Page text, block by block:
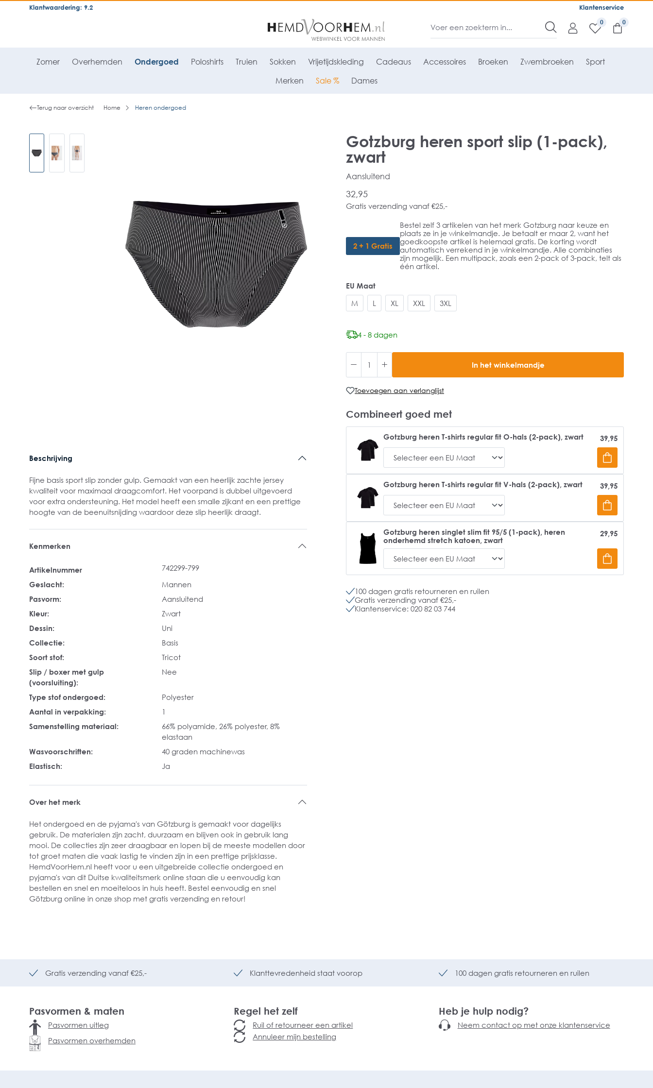
general.skipToNavigation Klantenservice
Klantwaardering: 9.2
0
Zomer Overhemden Ondergoed Poloshirts Truien Sokken Vrijetijdskleding Cadeaus Accessoires Broeken Zwembroeken Sport
Merken Sale % Dames
Terug naar overzicht Home Heren ondergoed
Gotzburg heren sport slip (1-pack),
zwart
Aansluitend
32,95
Gratis verzending vanaf €25,-
2 + 1 Gratis
Bestel zelf 3 artikelen van het merk Gotzburg naar keuze en
plaats ze in je winkelmandje. Je betaalt er maar 2, want het
goedkoopste artikel is helemaal gratis. De korting wordt
automatisch verrekend in je winkelmandje. Alle combinaties
zijn mogelijk. Een multipack, zoals een 2-pack of 3-pack, telt als
één artikel.
EU Maat
M
L XL XXL 3XL
4 - 8 dagen
In het winkelmandje
Toevoegen aan verlanglijst
Combineert goed met
Gotzburg heren T-shirts regular fit O-hals (2-pack), zwart 39,95
Gotzburg heren T-shirts regular fit V-hals (2-pack), zwart 39,95
Gotzburg heren singlet slim fit 95/5 (1-pack), heren
onderhemd stretch katoen, zwart
29,95
100 dagen gratis retourneren en ruilen
Gratis verzending vanaf €25,-
Klantenservice: 020 82 03 744
Beschrijving
Fijne basis sport slip zonder gulp. Gemaakt van een heerlijk zachte jersey
kwaliteit voor maximaal draagcomfort. Het voorpand is dubbel uitgevoerd
voor extra ondersteuning. Het model heeft een smalle zijkant en een prettige
hoogte van de beenuitsnijding waardoor deze slip heerlijk draagt.
Kenmerken
Artikelnummer
742299-799
Geslacht:
Mannen
Pasvorm:
Aansluitend
Kleur:
Zwart
Dessin:
Uni
Collectie:
Basis
Soort stof:
Tricot
Slip / boxer met gulp
(voorsluiting):
Nee
Type stof ondergoed:
Polyester
Aantal in verpakking:
1
Samenstelling materiaal:
66% polyamide, 26% polyester, 8%
elastaan
Wasvoorschriften:
40 graden machinewas
Elastisch:
Ja
Over het merk
Het ondergoed en de pyjama's van Götzburg is gemaakt voor dagelijks
gebruik. De materialen zijn zacht, duurzaam en blijven ook in gebruik lang
mooi. De collecties zijn zeer draagbaar en lopen bij de meeste modellen door
tot groet maten die vaak lastig te vinden zijn in een prettige prijsklasse.
HemdVoorHem.nl heeft voor u een uitgebreide collectie ondergoed en
pyjama's van dit Duitse kwaliteitsmerk online staan die u eenvoudig kan
bestellen en snel en moeiteloos in huis heeft. Bestel eenvoudig en snel
Götzburg online in onze shop met gratis verzending en retour!
Gratis verzending vanaf €25,- Klanttevredenheid staat voorop 100 dagen gratis retourneren en ruilen
Pasvormen & maten
Pasvormen uitleg
Pasvormen overhemden
Regel het zelf
Ruil of retourneer een artikel
Annuleer mijn bestelling
Heb je hulp nodig?
Neem contact op met onze klantenservice